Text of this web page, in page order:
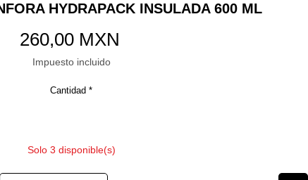
HYDRAPACK INSULADA 600 ML
260,00 MXN
Impuesto incluido
Cantidad *
Solo 3 disponible(s)